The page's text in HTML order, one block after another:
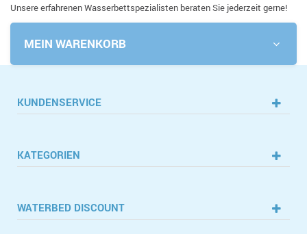
Unsere erfahrenen Wasserbettspezialisten beraten Sie jederzeit gerne!
MEIN WARENKORB
KUNDENSERVICE
KATEGORIEN
WATERBED DISCOUNT